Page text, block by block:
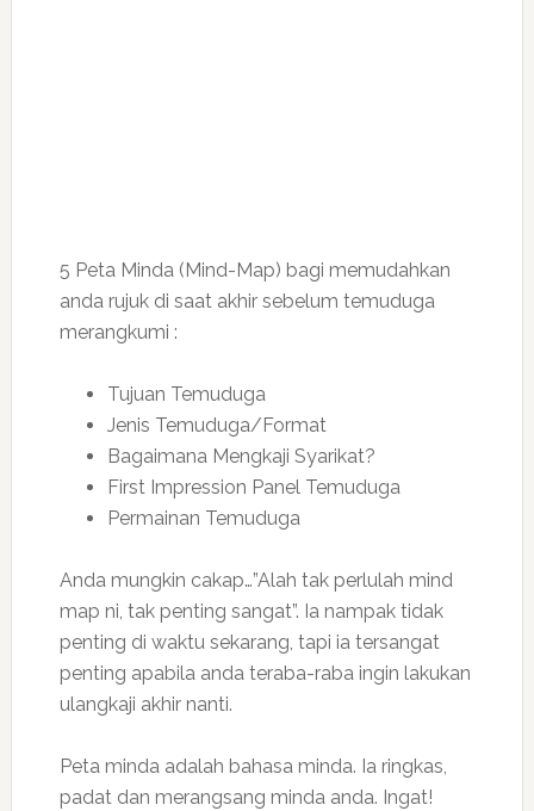
5 Peta Minda (Mind-Map) bagi memudahkan
anda rujuk di saat akhir sebelum temuduga
merangkumi :
Tujuan Temuduga
Jenis Temuduga/Format
Bagaimana Mengkaji Syarikat?
First Impression Panel Temuduga
Permainan Temuduga
Anda mungkin cakap…”Alah tak perlulah mind
map ni, tak penting sangat”. Ia nampak tidak
penting di waktu sekarang, tapi ia tersangat
penting apabila anda teraba-raba ingin lakukan
ulangkaji akhir nanti.
Peta minda adalah bahasa minda. Ia ringkas,
padat dan merangsang minda anda. Ingat!